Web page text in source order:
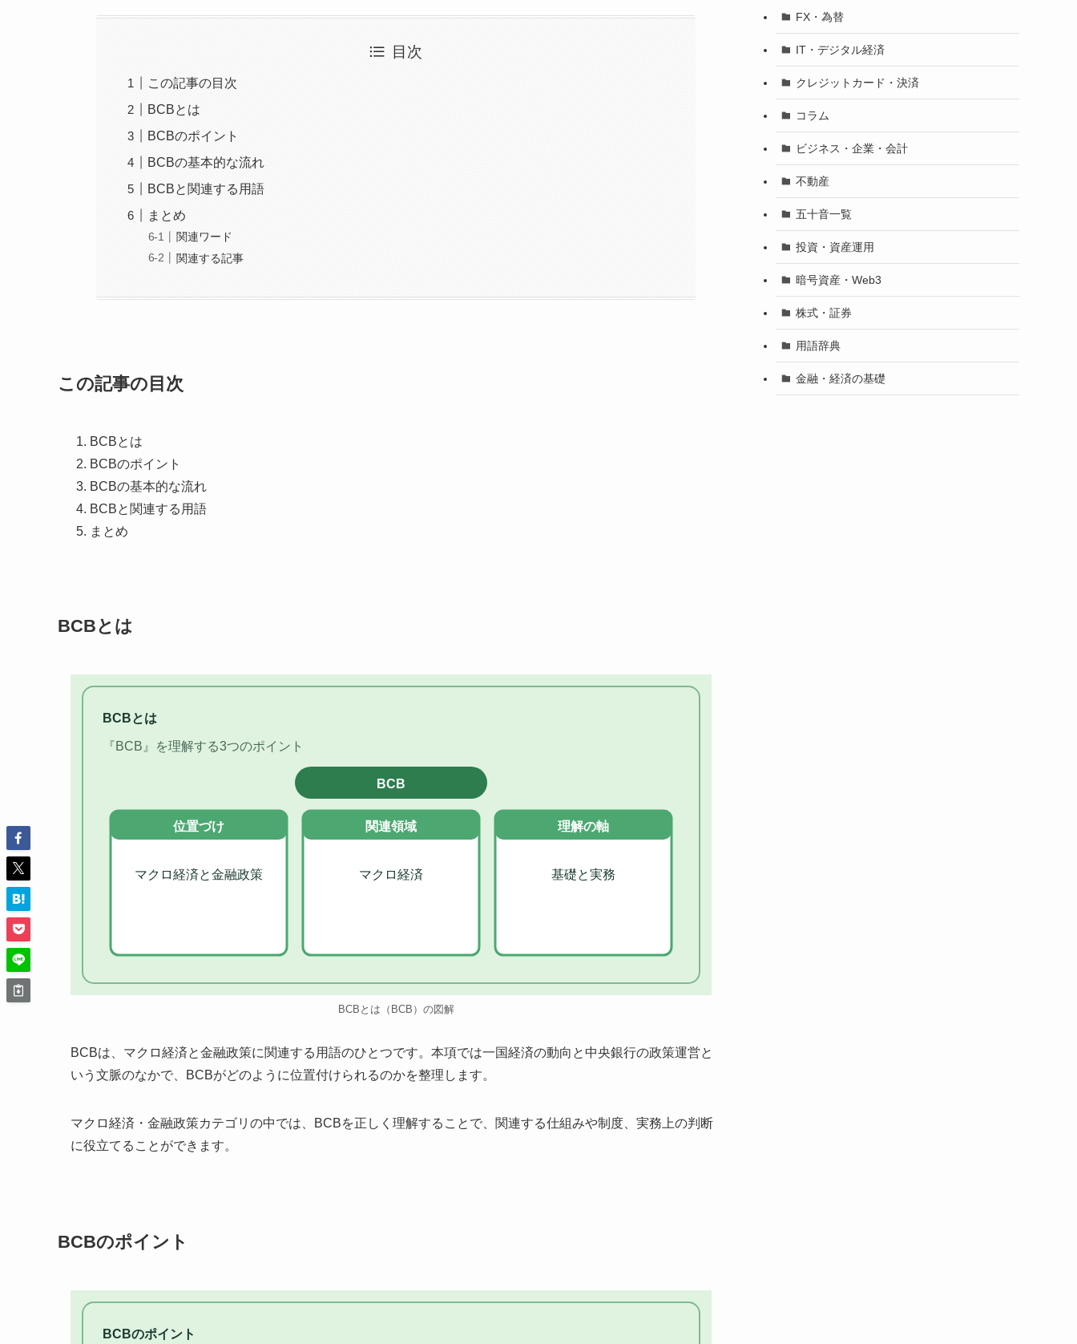
目次
この記事の目次
BCBとは
BCBのポイント
BCBの基本的な流れ
BCBと関連する用語
まとめ
関連ワード
関連する記事
この記事の目次
BCBとは
BCBのポイント
BCBの基本的な流れ
BCBと関連する用語
まとめ
BCBとは
BCBとは
『BCB』を理解する3つのポイント
BCB
位置づけ
マクロ経済と金融政策
関連領域
マクロ経済
理解の軸
基礎と実務
BCBとは（BCB）の図解
BCBは、マクロ経済と金融政策に関連する用語のひとつです。本項では一国経済の動向と中央銀行の政策運営と
いう文脈のなかで、BCBがどのように位置付けられるのかを整理します。
マクロ経済・金融政策カテゴリの中では、BCBを正しく理解することで、関連する仕組みや制度、実務上の判断
に役立てることができます。
BCBのポイント
BCBのポイント
FX・為替
IT・デジタル経済
クレジットカード・決済
コラム
ビジネス・企業・会計
不動産
五十音一覧
投資・資産運用
暗号資産・Web3
株式・証券
用語辞典
金融・経済の基礎